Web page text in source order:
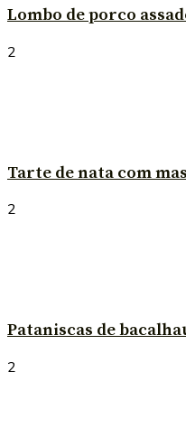
Lombo de porco
2
Tarte de nata com
2
Pataniscas de
2